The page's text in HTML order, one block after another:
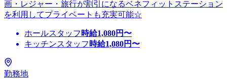
画・レジャー・旅行が割引になるベネフィットステーション
を利用してプライベートも充実可能☆
ホールスタッフ 時給1,080円〜
キッチンスタッフ 時給1,080円〜
勤務地